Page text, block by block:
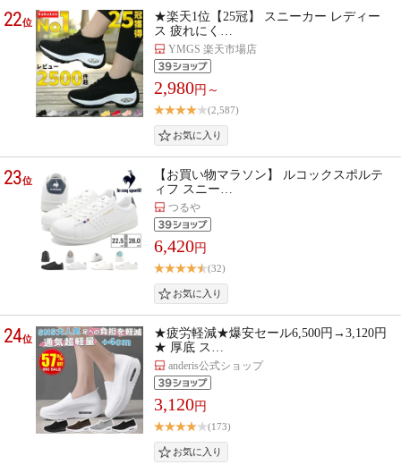
22位
★楽天1位【25冠】 スニーカー レディー
ス 疲れにく…
YMGS 楽天市場店
2,980円～
(2,587)
23位
【お買い物マラソン】 ルコックスポルテ
ィフ スニー…
つるや
6,420円
(32)
24位
★疲労軽減★爆安セール6,500円→3,120円
★ 厚底 ス…
anderis公式ショップ
3,120円
(173)